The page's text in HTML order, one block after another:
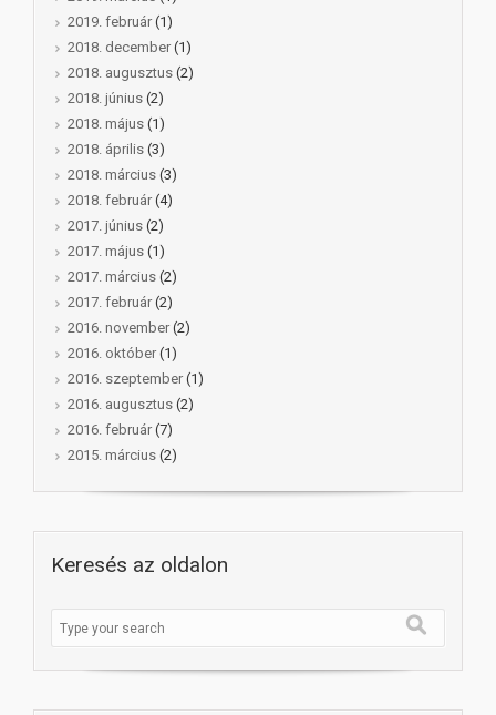
2019. február (1)
2018. december (1)
2018. augusztus (2)
2018. június (2)
2018. május (1)
2018. április (3)
2018. március (3)
2018. február (4)
2017. június (2)
2017. május (1)
2017. március (2)
2017. február (2)
2016. november (2)
2016. október (1)
2016. szeptember (1)
2016. augusztus (2)
2016. február (7)
2015. március (2)
Keresés az oldalon